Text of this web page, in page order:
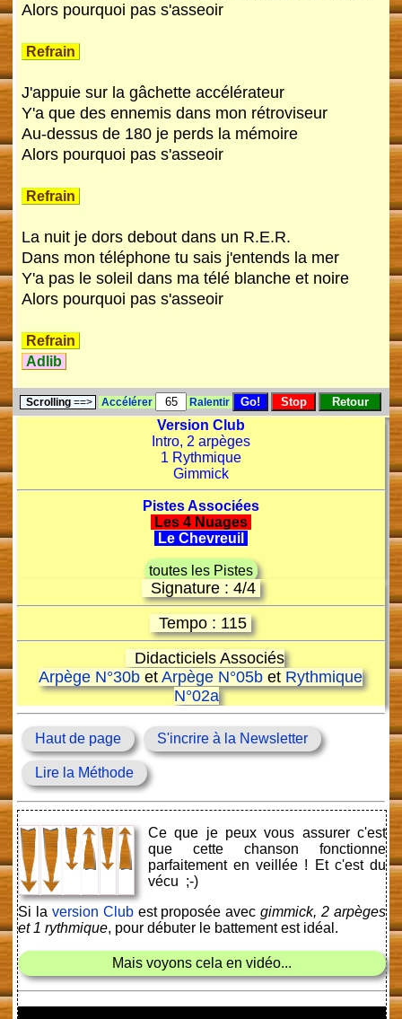
Alors pourquoi pas s'asseoir
Refrain
J'appuie sur la gâchette accélérateur
Y'a que des ennemis dans mon rétroviseur
Au-dessus de 180 je perds la mémoire
Alors pourquoi pas s'asseoir
Refrain
La nuit je dors debout dans un R.E.R.
Dans mon téléphone tu sais j'entends la mer
Y'a pas le soleil dans ma télé blanche et noire
Alors pourquoi pas s'asseoir
Refrain
Adlib
Scrolling==> Accélérer Ralentir
Version Club
Intro, 2 arpèges
1 Rythmique
Gimmick
Pistes Associées
Les 4 Nuages
Le Chevreuil
toutes les Pistes
Signature : 4/4
Tempo : 115
Didacticiels Associés
Arpège N°30b etArpège N°05b et Rythmique
N°02a
Haut de page S'incrire à la Newsletter
Lire la Méthode
Ce que je peux vous assurer c'est
que cette chanson fonctionne
parfaitement en veillée ! Et c'est du
vécu ;-)
Si la version Clubest proposée avecgimmick, 2 arpèges
et 1 rythmique, pour débuter le battement est idéal.
Mais voyons cela en vidéo...